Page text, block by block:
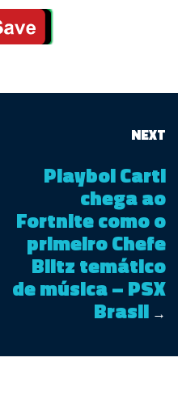
NEXT
Playboi Carti
chega ao
Fortnite como o
primeiro Chefe
Blitz temático
de música – PSX
Brasil →